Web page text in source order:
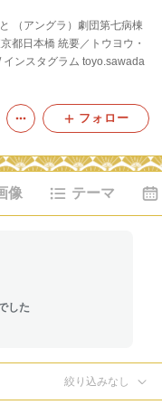
（アングラ）劇団第七病棟
都日本橋 統要／トウヨウ・
インスタグラム toyo.sawada
フォロー
像 テーマ
した
絞り込みなし